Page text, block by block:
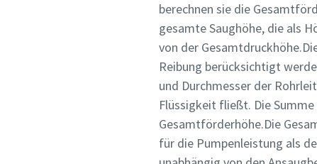
berechnen sie die
gesamte Saughöhe, die als
von der
Reibung berücksichtigt
und Durchmesser der
Flüssigkeit fließt. Die
Gesamtförderhöhe.Die
für die Pumpenleistung als